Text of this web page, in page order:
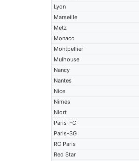
Lyon
Marseille
Metz
Monaco
Montpellier
Mulhouse
Nancy
Nantes
Nice
Nimes
Niort
Paris-FC
Paris-SG
RC Paris
Red Star